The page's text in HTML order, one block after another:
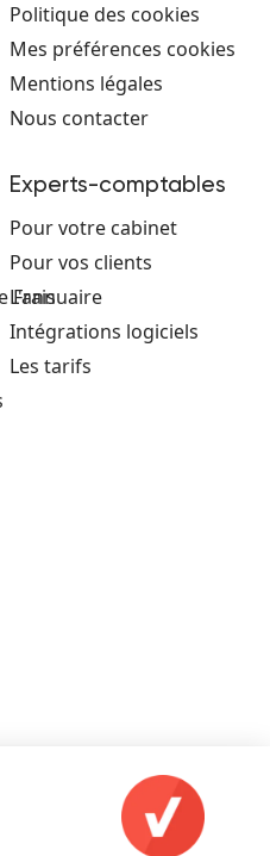
Politique des cookies
Mes préférences cookies
Mentions légales
Nous contacter
Frais
Experts-comptables
Pour votre cabinet
Pour vos clients
L'annuaire
Intégrations logiciels
Les tarifs